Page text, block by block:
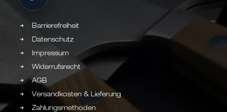
Barrierefreiheit
Datenschutz
Impressum
Widerrufsrecht
AGB
Versandkosten & Lieferung
Zahlungsmethoden